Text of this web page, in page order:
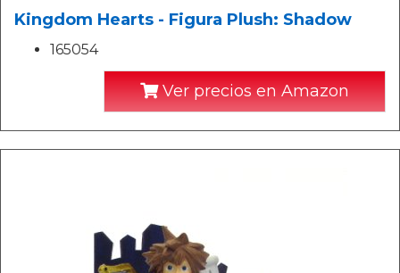
Kingdom Hearts - Figura Plush: Shadow
165054
Ver precios en Amazon